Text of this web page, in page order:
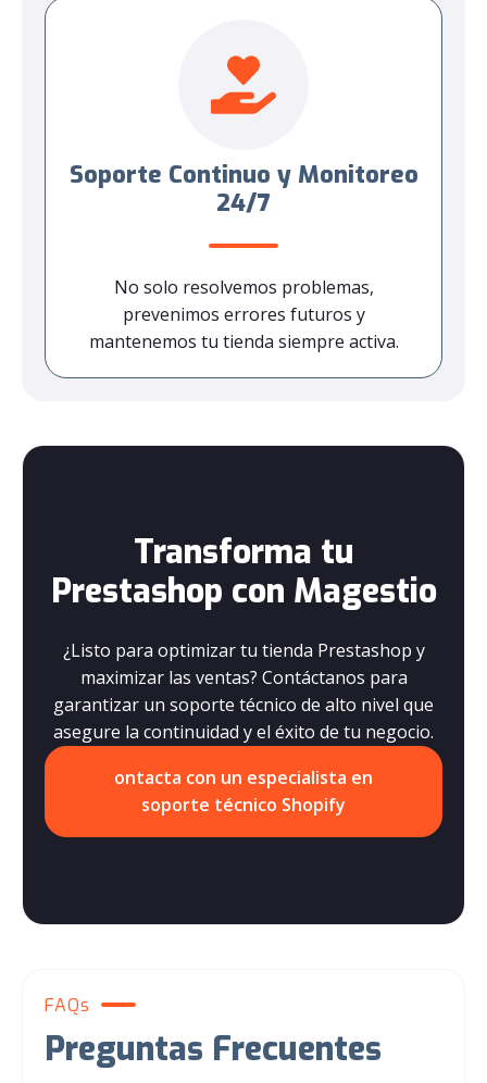
Soporte Continuo y Monitoreo
24/7
No solo resolvemos problemas,
prevenimos errores futuros y
mantenemos tu tienda siempre activa.
Transforma tu
Prestashop con Magestio
¿Listo para optimizar tu tienda Prestashop y
maximizar las ventas? Contáctanos para
garantizar un soporte técnico de alto nivel que
asegure la continuidad y el éxito de tu negocio.
ontacta con un especialista en
soporte técnico Shopify
FAQs
Preguntas Frecuentes